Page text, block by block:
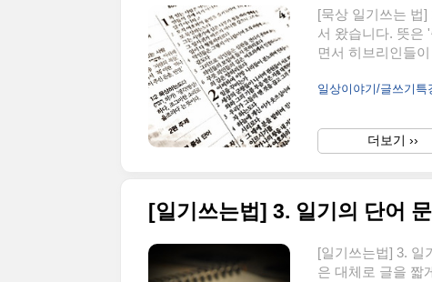
[묵상 일기쓰는 법
서 왔습니다. 뜻은
면서 히브리인들
거림을 말합니다.
장면을 발견했습
뭔가를 넣고 계속
일상이야기/글쓰기특
더보기 ››
[일기쓰는법] 3. 일기의 단어
[일기쓰는법] 3. 일
은 대체로 글을 짧